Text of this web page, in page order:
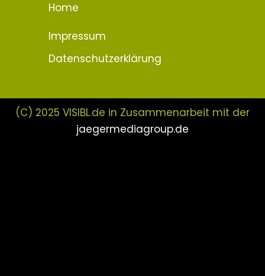
Home
Impressum
Datenschutzerklärung
(C) 2025 VISIBL.de in Zusammenarbeit mit der
jaegermediagroup.de